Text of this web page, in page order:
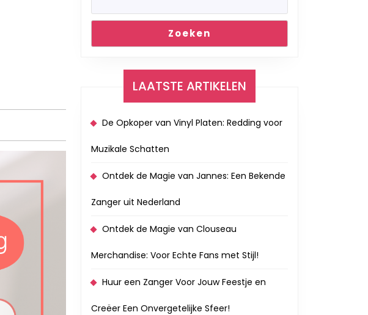
Zoeken
LAATSTE ARTIKELEN
De Opkoper van Vinyl Platen: Redding voor
Muzikale Schatten
Ontdek de Magie van Jannes: Een Bekende
Zanger uit Nederland
Ontdek de Magie van Clouseau
Merchandise: Voor Echte Fans met Stijl!
Huur een Zanger Voor Jouw Feestje en
Creëer Een Onvergetelijke Sfeer!